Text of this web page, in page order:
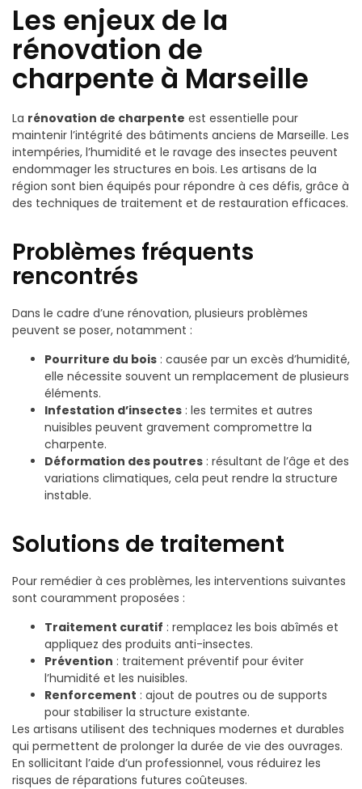
Les enjeux de la
rénovation de
charpente à Marseille
La rénovation de charpente est essentielle pour
maintenir l’intégrité des bâtiments anciens de Marseille. Les
intempéries, l’humidité et le ravage des insectes peuvent
endommager les structures en bois. Les artisans de la
région sont bien équipés pour répondre à ces défis, grâce à
des techniques de traitement et de restauration efficaces.
Problèmes fréquents
rencontrés
Dans le cadre d’une rénovation, plusieurs problèmes
peuvent se poser, notamment :
Pourriture du bois : causée par un excès d’humidité,
elle nécessite souvent un remplacement de plusieurs
éléments.
Infestation d’insectes : les termites et autres
nuisibles peuvent gravement compromettre la
charpente.
Déformation des poutres : résultant de l’âge et des
variations climatiques, cela peut rendre la structure
instable.
Solutions de traitement
Pour remédier à ces problèmes, les interventions suivantes
sont couramment proposées :
Traitement curatif : remplacez les bois abîmés et
appliquez des produits anti-insectes.
Prévention : traitement préventif pour éviter
l’humidité et les nuisibles.
Renforcement : ajout de poutres ou de supports
pour stabiliser la structure existante.
Les artisans utilisent des techniques modernes et durables
qui permettent de prolonger la durée de vie des ouvrages.
En sollicitant l’aide d’un professionnel, vous réduirez les
risques de réparations futures coûteuses.